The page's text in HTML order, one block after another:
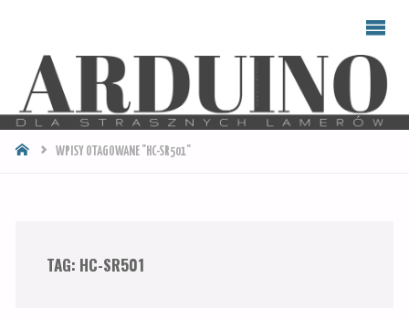
STRASZNYCH
LAMERÓW
STRONAWPISY OTAGOWANE "HC-SR501"
TAG: HC-SR501